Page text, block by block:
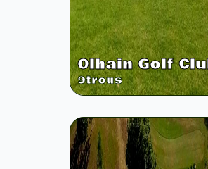
Olhain Golf
9trous